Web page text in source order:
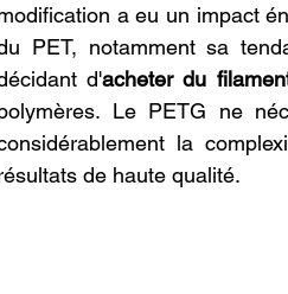
a eu un impact
PET, notamment sa
d'acheter du
Le PETG ne
la
de haute qualité.